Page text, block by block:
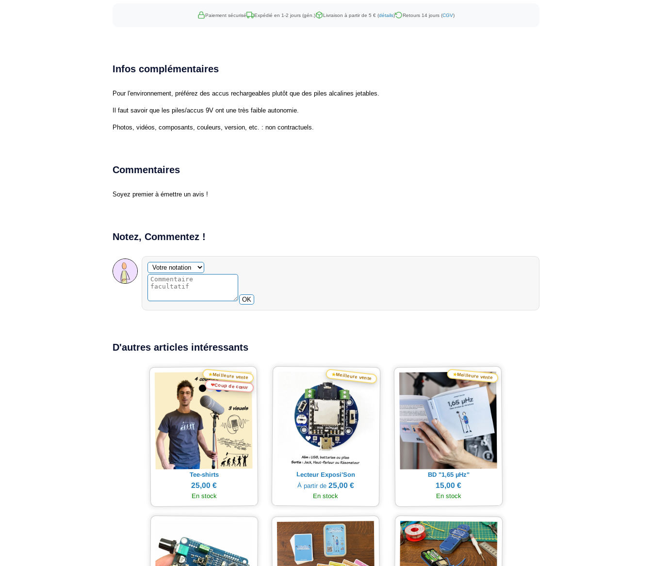
Paiement sécurisé Expédié en 1-2 jours (gén.) Livraison à partir de 5 € (détails) Retours 14 jours (CGV)
Infos complémentaires
Pour l'environnement, préférez des accus rechargeables plutôt que des piles alcalines jetables.
Il faut savoir que les piles/accus 9V ont une très faible autonomie.
Photos, vidéos, composants, couleurs, version, etc. : non contractuels.
Commentaires
Soyez premier à émettre un avis !
Notez, Commentez !
Commentaire facultatif
Votre notation
OK
D'autres articles intéressants
★Meilleure vente
❤Coup de cœur
Tee-shirts
25,00 €
En stock
★Meilleure vente
Lecteur Exposi'Son
À partir de 25,00 €
En stock
★Meilleure vente
BD "1,65 µHz"
15,00 €
En stock